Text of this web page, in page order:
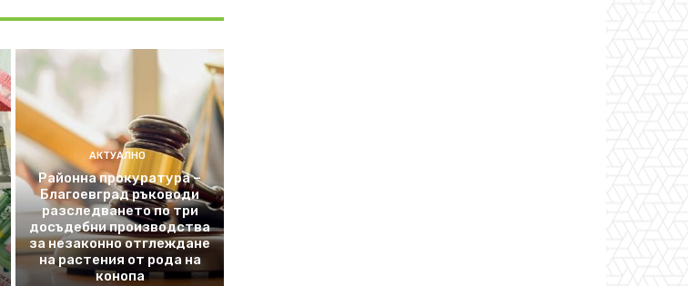
АКТУАЛНО
Районна прокуратура –
Благоевград ръководи
разследването по три
досъдебни производства
за незаконно отглеждане
на растения от рода на
конопа